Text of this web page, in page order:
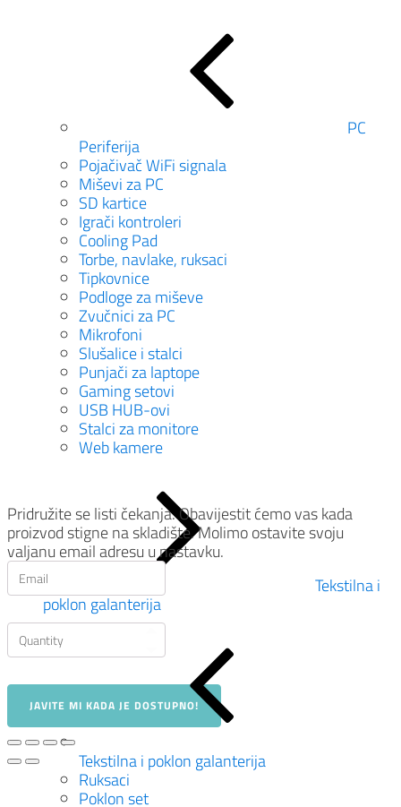
PC
Periferija
Pojačivač WiFi signala
Miševi za PC
SD kartice
Igrači kontroleri
Cooling Pad
Torbe, navlake, ruksaci
Tipkovnice
Podloge za miševe
Zvučnici za PC
Mikrofoni
Slušalice i stalci
Punjači za laptope
Gaming setovi
USB HUB-ovi
Stalci za monitore
Web kamere
Tekstilna i
poklon galanterija
Tekstilna i poklon galanterija
Ruksaci
Poklon set
Pridružite se listi čekanja.Obavijestit ćemo vas kada
proizvod stigne na skladište. Molimo ostavite svoju
valjanu email adresu u nastavku.
JAVITE MI KADA JE DOSTUPNO!